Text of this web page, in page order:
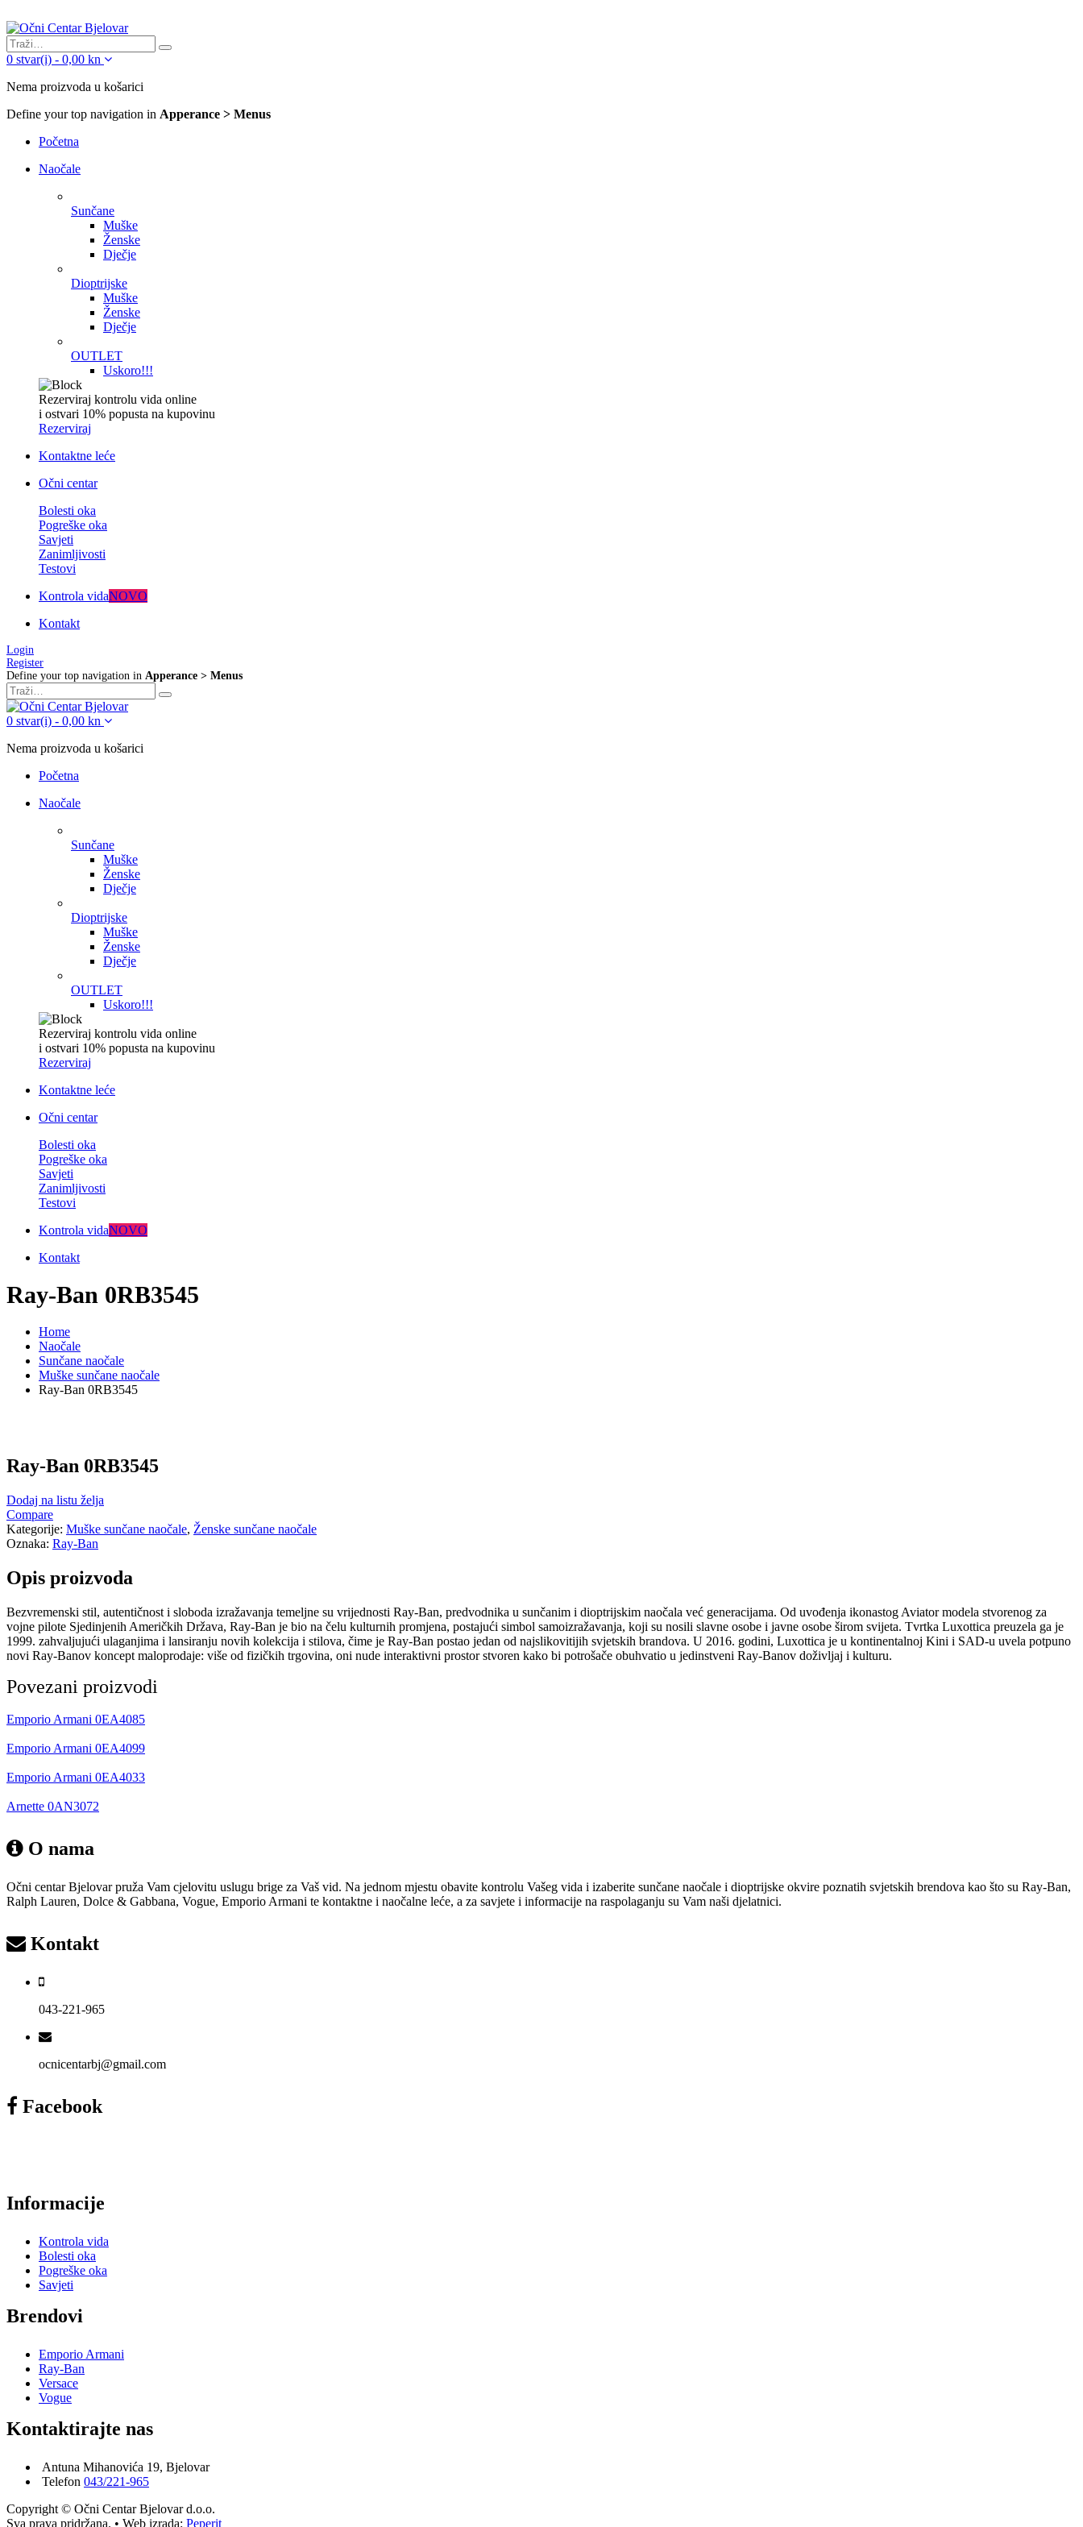
0 stvar(i) - 0,00 kn
Nema proizvoda u košarici
Define your top navigation in Apperance > Menus
Početna
Naočale
Sunčane
Muške
Ženske
Dječje
Dioptrijske
Muške
Ženske
Dječje
OUTLET
Uskoro!!!
Rezerviraj kontrolu vida online
i ostvari 10% popusta na kupovinu
Rezerviraj
Kontaktne leće
Očni centar
Bolesti oka
Pogreške oka
Savjeti
Zanimljivosti
Testovi
Kontrola vidaNOVO
Kontakt
Login
Register
Define your top navigation in Apperance > Menus
0 stvar(i) - 0,00 kn
Nema proizvoda u košarici
Početna
Naočale
Sunčane
Muške
Ženske
Dječje
Dioptrijske
Muške
Ženske
Dječje
OUTLET
Uskoro!!!
Rezerviraj kontrolu vida online
i ostvari 10% popusta na kupovinu
Rezerviraj
Kontaktne leće
Očni centar
Bolesti oka
Pogreške oka
Savjeti
Zanimljivosti
Testovi
Kontrola vidaNOVO
Kontakt
Ray-Ban 0RB3545
Home
Naočale
Sunčane naočale
Muške sunčane naočale
Ray-Ban 0RB3545
Ray-Ban 0RB3545
Dodaj na listu želja
Compare
Kategorije: Muške sunčane naočale, Ženske sunčane naočale
Oznaka: Ray-Ban
Opis proizvoda
Bezvremenski stil, autentičnost i sloboda izražavanja temeljne su vrijednosti Ray-Ban, predvodnika u sunčanim i dioptrijskim naočala već generacijama. Od uvođenja ikonastog Aviator modela stvorenog za
vojne pilote Sjedinjenih Američkih Država, Ray-Ban je bio na čelu kulturnih promjena, postajući simbol samoizražavanja, koji su nosili slavne osobe i javne osobe širom svijeta. Tvrtka Luxottica preuzela ga je
1999. zahvaljujući ulaganjima i lansiranju novih kolekcija i stilova, čime je Ray-Ban postao jedan od najslikovitijih svjetskih brandova. U 2016. godini, Luxottica je u kontinentalnoj Kini i SAD-u uvela potpuno
novi Ray-Banov koncept maloprodaje: više od fizičkih trgovina, oni nude interaktivni prostor stvoren kako bi potrošače obuhvatio u jedinstveni Ray-Banov doživljaj i kulturu.
Povezani proizvodi
Emporio Armani 0EA4085
Emporio Armani 0EA4099
Emporio Armani 0EA4033
Arnette 0AN3072
O nama
Očni centar Bjelovar pruža Vam cjelovitu uslugu brige za Vaš vid. Na jednom mjestu obavite kontrolu Vašeg vida i izaberite sunčane naočale i dioptrijske okvire poznatih svjetskih brendova kao što su Ray-Ban,
Ralph Lauren, Dolce & Gabbana, Vogue, Emporio Armani te kontaktne i naočalne leće, a za savjete i informacije na raspolaganju su Vam naši djelatnici.
Kontakt
043-221-965
ocnicentarbj@gmail.com
Facebook
Informacije
Kontrola vida
Bolesti oka
Pogreške oka
Savjeti
Brendovi
Emporio Armani
Ray-Ban
Versace
Vogue
Kontaktirajte nas
Antuna Mihanovića 19, Bjelovar
Telefon 043/221-965
Copyright © Očni Centar Bjelovar d.o.o.
Sva prava pridržana. • Web izrada: Peperit